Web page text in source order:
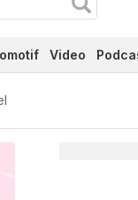
Video